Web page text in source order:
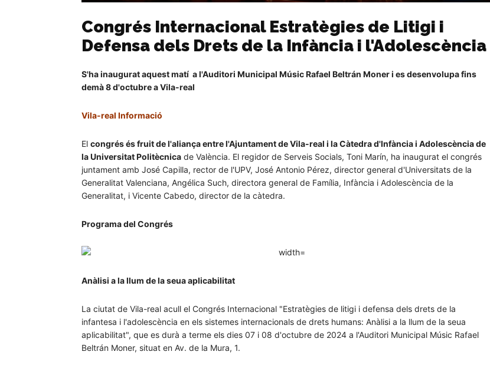
Congrés Internacional Estratègies de Litigi i
Defensa dels Drets de la Infància i l'Adolescència
S'ha inaugurat aquest matí a l'Auditori Municipal Músic Rafael Beltrán Moner i es desenvolupa fins
demà 8 d'octubre a Vila-real
Vila-real Informació
El congrés és fruit de l'aliança entre l'Ajuntament de Vila-real i la Càtedra d'Infància i Adolescència de
la Universitat Politècnica de València. El regidor de Serveis Socials, Toni Marín, ha inaugurat el congrés
juntament amb José Capilla, rector de l'UPV, José Antonio Pérez, director general d'Universitats de la
Generalitat Valenciana, Angélica Such, directora general de Família, Infància i Adolescència de la
Generalitat, i Vicente Cabedo, director de la càtedra.
Programa del Congrés
Anàlisi a la llum de la seua aplicabilitat
La ciutat de Vila-real acull el Congrés Internacional "Estratègies de litigi i defensa dels drets de la
infantesa i l'adolescència en els sistemes internacionals de drets humans: Anàlisi a la llum de la seua
aplicabilitat", que es durà a terme els dies 07 i 08 d'octubre de 2024 a l'Auditori Municipal Músic Rafael
Beltrán Moner, situat en Av. de la Mura, 1.